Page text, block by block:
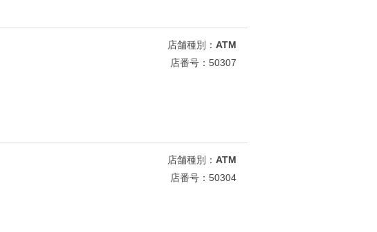
店舗種別： ATM
店番号：50307
店舗種別： ATM
店番号：50304